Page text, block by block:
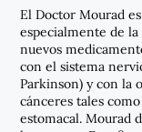
El Doctor Mourad
especialmente de
nuevos
con el sistema
Parkinson) y con la
cánceres tales
estomacal. Mourad